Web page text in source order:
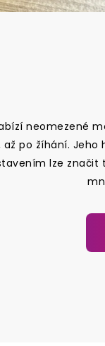
neomezené
po žíhání.
lze značit